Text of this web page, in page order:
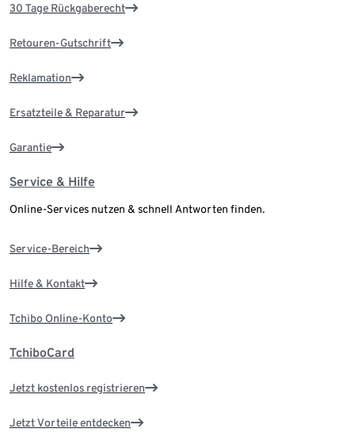
30 Tage Rückgaberecht
Retouren-Gutschrift
Reklamation
Ersatzteile & Reparatur
Garantie
Service & Hilfe
Online-Services nutzen & schnell Antworten finden.
Service-Bereich
Hilfe & Kontakt
Tchibo Online-Konto
TchiboCard
Jetzt kostenlos registrieren
Jetzt Vorteile entdecken